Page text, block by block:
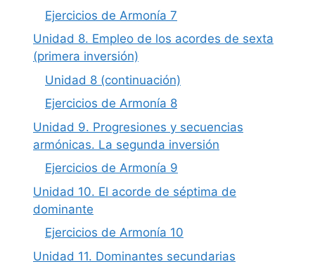
Ejercicios de Armonía 7
Unidad 8. Empleo de los acordes de sexta
(primera inversión)
Unidad 8 (continuación)
Ejercicios de Armonía 8
Unidad 9. Progresiones y secuencias
armónicas. La segunda inversión
Ejercicios de Armonía 9
Unidad 10. El acorde de séptima de
dominante
Ejercicios de Armonía 10
Unidad 11. Dominantes secundarias